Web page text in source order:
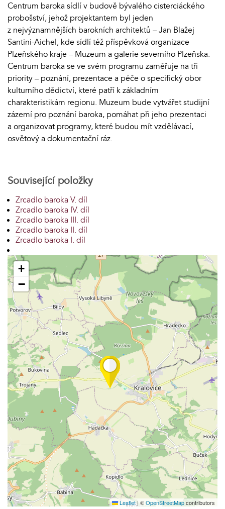
Centrum baroka sídlí v budově bývalého cisterciáckého
probošství, jehož projektantem byl jeden
z nejvýznamnějších barokních architektů – Jan Blažej
Santini-Aichel, kde sídlí též příspěvková organizace
Plzeňského kraje – Muzeum a galerie severního Plzeňska.
Centrum baroka se ve svém programu zaměřuje na tři
priority – poznání, prezentace a péče o specifický obor
kulturního dědictví, které patří k základním
charakteristikám regionu. Muzeum bude vytvářet studijní
zázemí pro poznání baroka, pomáhat při jeho prezentaci
a organizovat programy, které budou mít vzdělávací,
osvětový a dokumentační ráz.
Související položky
Zrcadlo baroka V. díl
Zrcadlo baroka IV. díl
Zrcadlo baroka III. díl
Zrcadlo baroka II. díl
Zrcadlo baroka I. díl
+
−
Leaflet| ©OpenStreetMapcontributors